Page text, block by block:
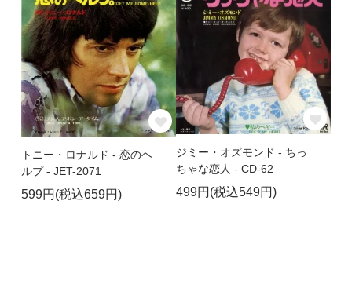
トニー・ロナルド - 恋のヘ
ルプ - JET-2071
599円(税込659円)
ジミー・オズモンド - ちっ
ちゃな恋人 - CD-62
499円(税込549円)